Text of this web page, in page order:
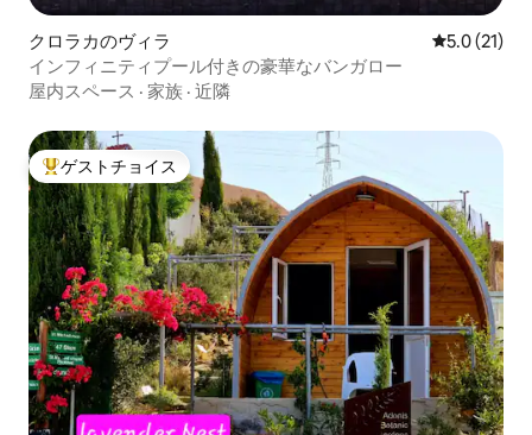
クロラカのヴィラ レビュー21
5.0 (21)
インフィニティプール付きの豪華なバンガロー
屋内スペース · 家族 · 近隣
大好評のゲストチョイスです。
ゲストチョイス